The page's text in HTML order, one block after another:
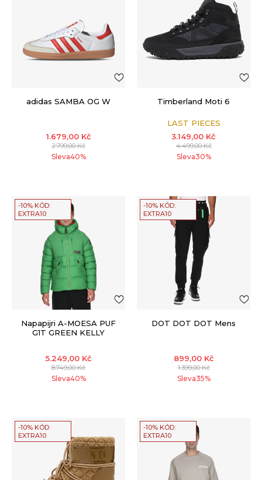
adidas SAMBA OG W
1.679,00 Kč
2.799,00Kč
Sleva40%
Timberland Moti 6
LAST PIECES
3.149,00 Kč
4.499,00Kč
Sleva30%
-10% KÓD:
EXTRA10
Napapijri A-MOESA PUF
G1T GREEN KELLY
5.249,00 Kč
8.749,00Kč
Sleva40%
-10% KÓD:
EXTRA10
DOT DOT DOT Mens
899,00 Kč
1.399,00Kč
Sleva35%
-10% KÓD:
EXTRA10
-10% KÓD:
EXTRA10